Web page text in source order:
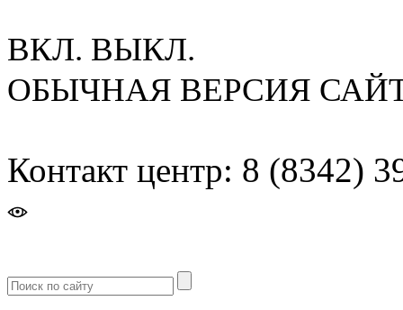
ВКЛ. ВЫКЛ.
ОБЫЧНАЯ ВЕРСИЯ
Контакт центр: 8 (8342)